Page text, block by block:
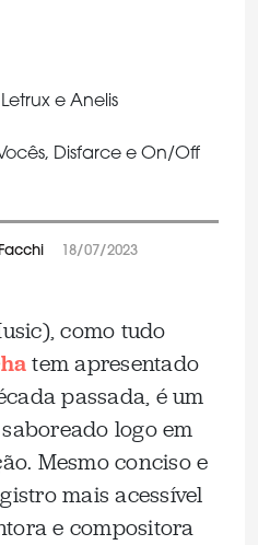
Letrux e Anelis
Disfarce e On/Off
18/07/2023
como tudo
tem apresentado
passada, é um
logo em
Mesmo conciso e
mais acessível
e compositora